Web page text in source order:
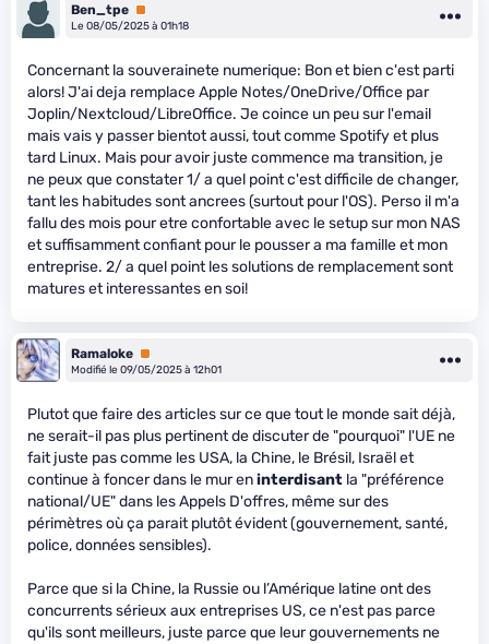
Ben_tpe Premium
Le 08/05/2025 à 01h18
Concernant la souverainete numerique: Bon et bien c'est parti
alors! J'ai deja remplace Apple Notes/OneDrive/Office par
Joplin/Nextcloud/LibreOffice. Je coince un peu sur l'email
mais vais y passer bientot aussi, tout comme Spotify et plus
tard Linux. Mais pour avoir juste commence ma transition, je
ne peux que constater 1/ a quel point c'est difficile de changer,
tant les habitudes sont ancrees (surtout pour l'OS). Perso il m'a
fallu des mois pour etre confortable avec le setup sur mon NAS
et suffisamment confiant pour le pousser a ma famille et mon
entreprise. 2/ a quel point les solutions de remplacement sont
matures et interessantes en soi!
Ramaloke Premium
Modifié le 09/05/2025 à 12h01
Plutot que faire des articles sur ce que tout le monde sait déjà,
ne serait-il pas plus pertinent de discuter de "pourquoi" l'UE ne
fait juste pas comme les USA, la Chine, le Brésil, Israël et
continue à foncer dans le mur eninterdisant la "préférence
national/UE" dans les Appels D'offres, même sur des
périmètres où ça parait plutôt évident (gouvernement, santé,
police, données sensibles).
Parce que si la Chine, la Russie ou l’Amérique latine ont des
concurrents sérieux aux entreprises US, ce n'est pas parce
qu'ils sont meilleurs, juste parce que leur gouvernements ne